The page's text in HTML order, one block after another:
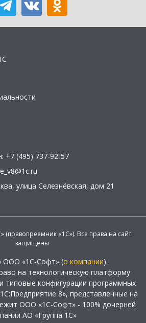
+7 (495) 737-92-57
, улица Селезнёвская, дом 21
(правопреемник «1С»). Все права на сайт
защищены
ООО «1С-Софт» (о компании).
на технологическую платформу
типовые конфигурации программных
8», представленные на
ООО «1С-Софт» - 100% дочерней
АО «Группа 1С»